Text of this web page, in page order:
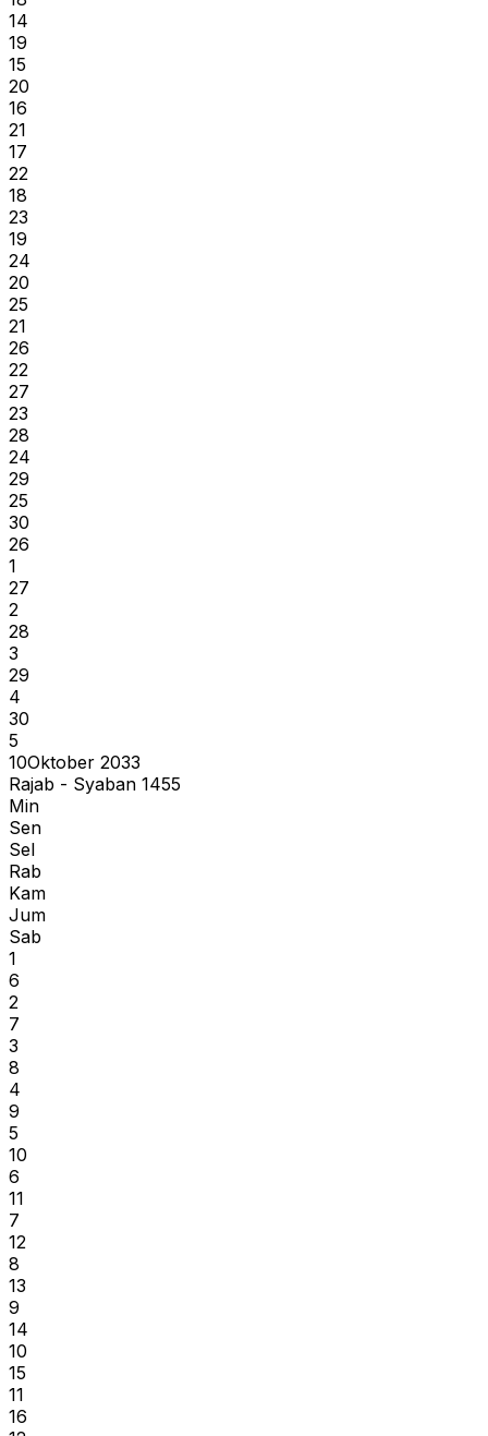
14
19
15
20
16
21
17
22
18
23
19
24
20
25
21
26
22
27
23
28
24
29
25
30
26
1
27
2
28
3
29
4
30
5
10Oktober 2033
Rajab - Syaban 1455
Min
Sen
Sel
Rab
Kam
Jum
Sab
1
6
2
7
3
8
4
9
5
10
6
11
7
12
8
13
9
14
10
15
11
16